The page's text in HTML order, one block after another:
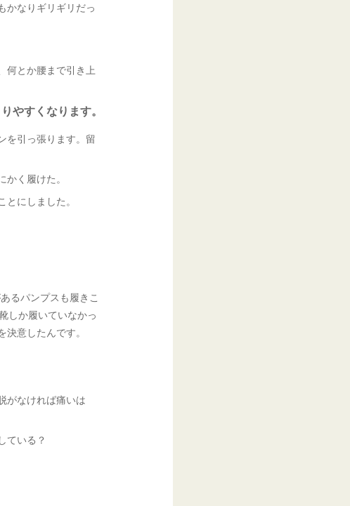
かなりギリギリだっ
何とか腰まで引き上
やすくなります。
を引っ張ります。留
く履けた。
にしました。
るパンプスも履きこ
しか履いていなかっ
意したんです。
がなければ痛いは
ている？